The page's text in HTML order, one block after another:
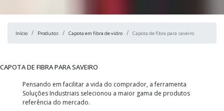
Início Produtos Capota em fibra de vidro Capota de fibra para saveiro
CAPOTA DE FIBRA PARA SAVEIRO
Pensando em facilitar a vida do comprador, a ferramenta
Soluções Industriais selecionou a maior gama de produtos
referência do mercado.